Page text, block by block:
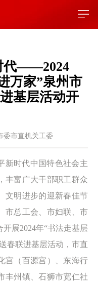
代——2024
万家”泉州市
基层活动开
委市直机关工委
新时代中国特色社会主
丰富广大干部职工群众
文明进步的迎新春佳节
市总工会、市妇联、市
展2024年“书法走基层
春联进基层活动，市直
宫（百源宫）、东海行
丰州镇、石狮市宽仁社